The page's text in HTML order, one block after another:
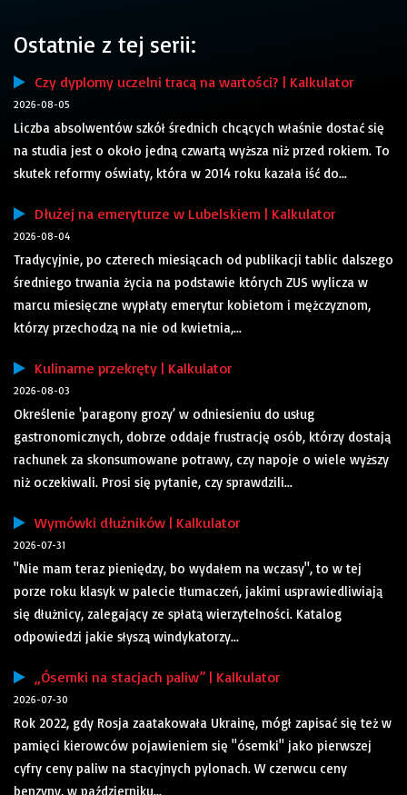
Ostatnie z tej serii:
Czy dyplomy uczelni tracą na wartości? | Kalkulator
2026-08-05
Liczba absolwentów szkół średnich chcących właśnie dostać się
na studia jest o około jedną czwartą wyższa niż przed rokiem. To
skutek reformy oświaty, która w 2014 roku kazała iść do...
Dłużej na emeryturze w Lubelskiem | Kalkulator
2026-08-04
Tradycyjnie, po czterech miesiącach od publikacji tablic dalszego
średniego trwania życia na podstawie których ZUS wylicza w
marcu miesięczne wypłaty emerytur kobietom i mężczyznom,
którzy przechodzą na nie od kwietnia,...
Kulinarne przekręty | Kalkulator
2026-08-03
Określenie 'paragony grozy’ w odniesieniu do usług
gastronomicznych, dobrze oddaje frustrację osób, którzy dostają
rachunek za skonsumowane potrawy, czy napoje o wiele wyższy
niż oczekiwali. Prosi się pytanie, czy sprawdzili...
Wymówki dłużników | Kalkulator
2026-07-31
"Nie mam teraz pieniędzy, bo wydałem na wczasy", to w tej
porze roku klasyk w palecie tłumaczeń, jakimi usprawiedliwiają
się dłużnicy, zalegający ze spłatą wierzytelności. Katalog
odpowiedzi jakie słyszą windykatorzy...
„Ósemki na stacjach paliw” | Kalkulator
2026-07-30
Rok 2022, gdy Rosja zaatakowała Ukrainę, mógł zapisać się też w
pamięci kierowców pojawieniem się "ósemki" jako pierwszej
cyfry ceny paliw na stacyjnych pylonach. W czerwcu ceny
benzyny, w październiku...